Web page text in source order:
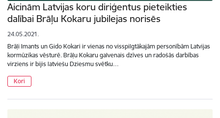
Aicinām Latvijas koru diriģentus pieteikties
dalībai Brāļu Kokaru jubilejas norisēs
24.05.2021.
Brāļi Imants un Gido Kokari ir vienas no visspilgtākajām personībām Latvijas
kormūzikas vēsturē. Brāļu Kokaru galvenais dzīves un radošās darbības
virziens ir bijis latviešu Dziesmu svētku…
Kori